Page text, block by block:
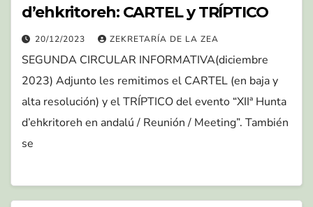
d’ehkritoreh: CARTEL y TRÍPTICO
20/12/2023 ZEKRETARÍA DE LA ZEA
SEGUNDA CIRCULAR INFORMATIVA(diciembre
2023) Adjunto les remitimos el CARTEL (en baja y
alta resolución) y el TRÍPTICO del evento “XIIª Hunta
d’ehkritoreh en andalú / Reunión / Meeting”. También
se